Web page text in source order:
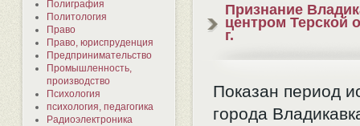
Полиграфия
Политология
Право
Право, юриспруденция
Предпринимательство
Промышленность,
производство
Психология
психология, педагогика
Радиоэлектроника
Признание
центром Терской
г.
Показан период
города